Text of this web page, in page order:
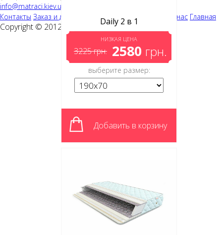
Daily 2 в 1
НИЗКАЯ ЦЕНА
3225грн. 2580 грн.
выберите размер:
Добавить в корзину
info@matraci.kiev.ua
Контакты Заказ и доставка Полезная информация О нас Главная
Copyright © 2012-2014 matraci.kiev.ua